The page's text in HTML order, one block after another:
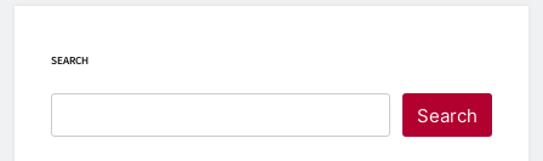
SEARCH
Search